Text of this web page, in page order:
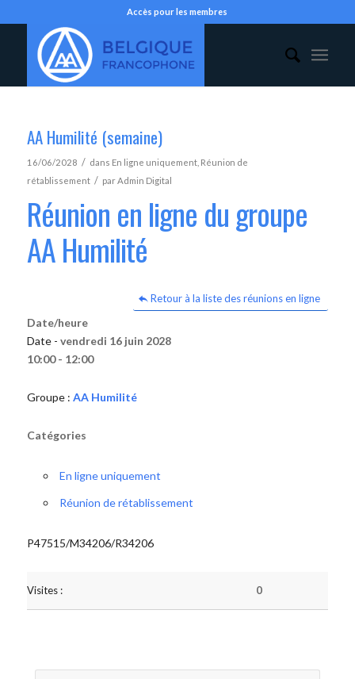
Accès pour les membres
AA Humilité (semaine)
16/06/2028 / dans En ligne uniquement, Réunion de
rétablissement / parAdmin Digital
Réunion en ligne du groupe
AA Humilité
Retour à la liste des réunions en ligne
Date/heure
Date - vendredi 16 juin 2028
10:00 - 12:00
Groupe : AA Humilité
Catégories
En ligne uniquement
Réunion de rétablissement
P47515/M34206/R34206
Visites : 0